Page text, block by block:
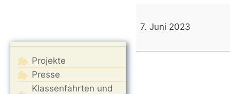
Projekte
Presse
Klassenfahrten und
Jg.
7. Juni 2023